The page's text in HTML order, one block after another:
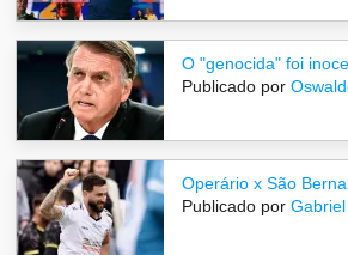
O "genocida" foi
Publicado por
Operário x São
Publicado por Gabriel